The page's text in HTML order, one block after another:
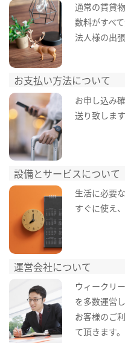
通常の賃貸
数料がすべ
法人様の出
お支払い方法について
お申し込み
送り致します
設備とサービスについて
生活に必要
すぐに使え
運営会社について
ウィークリ
を多数運営
お客様のご
て頂きます。